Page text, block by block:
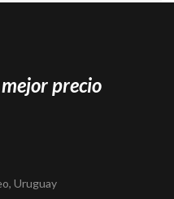
precio
Uruguay